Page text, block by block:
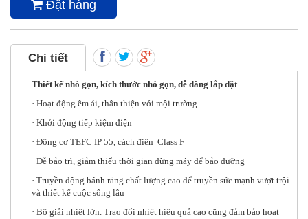
Đặt hàng
Chi tiết
Thiết kế nhỏ gọn, kích thước nhỏ gọn, dễ dàng lắp đặt
· Hoạt động êm ái, thân thiện với mội trường.
· Khởi động tiếp kiệm điện
· Động cơ TEFC IP 55, cách điện Class F
· Dễ bảo trì, giảm thiểu thời gian đừng máy để bảo dưỡng
· Truyền động bánh răng chất lượng cao để truyền sức mạnh vượt trội
và thiết kế cuộc sống lâu
· Bộ giải nhiệt lớn. Trao đổi nhiệt hiệu quả cao cũng đảm bảo hoạt